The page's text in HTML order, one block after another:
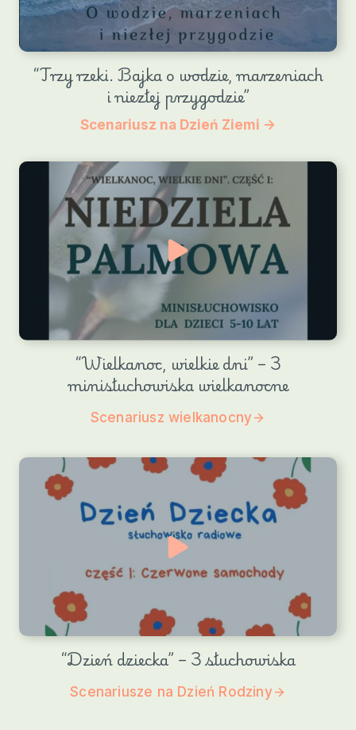
“Trzy rzeki. Bajka o wodzie, marzeniach
i niezłej przygodzie”
Scenariusz na Dzień Ziemi ->
“Wielkanoc, wielkie dni” – 3
minisłuchowiska wielkanocne
Scenariusz wielkanocny
“Dzień dziecka” – 3 słuchowiska
Scenariusze na Dzień Rodziny